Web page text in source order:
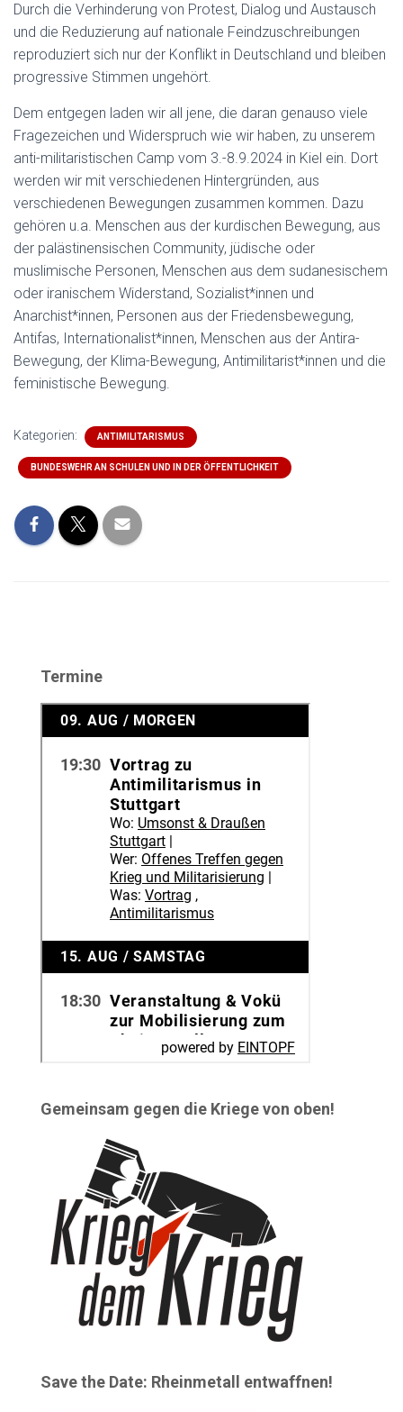
Durch die Verhinderung von Protest, Dialog und Austausch
und die Reduzierung auf nationale Feindzuschreibungen
reproduziert sich nur der Konflikt in Deutschland und bleiben
progressive Stimmen ungehört.
Dem entgegen laden wir all jene, die daran genauso viele
Fragezeichen und Widerspruch wie wir haben, zu unserem
anti-militaristischen Camp vom 3.-8.9.2024 in Kiel ein. Dort
werden wir mit verschiedenen Hintergründen, aus
verschiedenen Bewegungen zusammen kommen. Dazu
gehören u.a. Menschen aus der kurdischen Bewegung, aus
der palästinensischen Community, jüdische oder
muslimische Personen, Menschen aus dem sudanesischem
oder iranischem Widerstand, Sozialist*innen und
Anarchist*innen, Personen aus der Friedensbewegung,
Antifas, Internationalist*innen, Menschen aus der Antira-
Bewegung, der Klima-Bewegung, Antimilitarist*innen und die
feministische Bewegung.
Kategorien: ANTIMILITARISMUS
BUNDESWEHR AN SCHULEN UND IN DER ÖFFENTLICHKEIT
Termine
Gemeinsam gegen die Kriege von oben!
Save the Date: Rheinmetall entwaffnen!